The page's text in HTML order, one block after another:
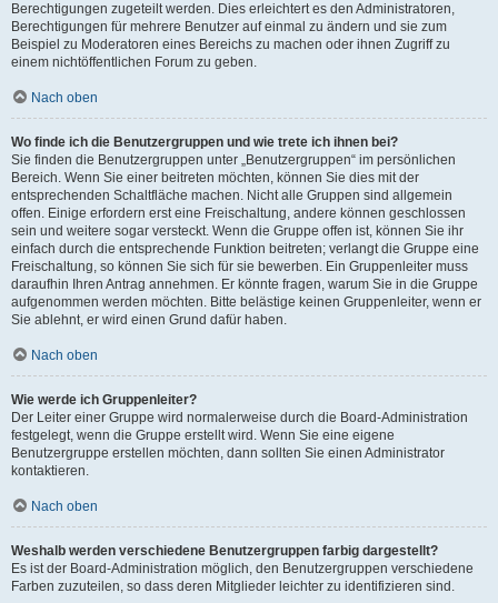
Berechtigungen zugeteilt werden. Dies erleichtert es den Administratoren,
Berechtigungen für mehrere Benutzer auf einmal zu ändern und sie zum
Beispiel zu Moderatoren eines Bereichs zu machen oder ihnen Zugriff zu
einem nichtöffentlichen Forum zu geben.
Nach oben
Wo finde ich die Benutzergruppen und wie trete ich ihnen bei?
Sie finden die Benutzergruppen unter „Benutzergruppen“ im persönlichen
Bereich. Wenn Sie einer beitreten möchten, können Sie dies mit der
entsprechenden Schaltfläche machen. Nicht alle Gruppen sind allgemein
offen. Einige erfordern erst eine Freischaltung, andere können geschlossen
sein und weitere sogar versteckt. Wenn die Gruppe offen ist, können Sie ihr
einfach durch die entsprechende Funktion beitreten; verlangt die Gruppe eine
Freischaltung, so können Sie sich für sie bewerben. Ein Gruppenleiter muss
daraufhin Ihren Antrag annehmen. Er könnte fragen, warum Sie in die Gruppe
aufgenommen werden möchten. Bitte belästige keinen Gruppenleiter, wenn er
Sie ablehnt, er wird einen Grund dafür haben.
Nach oben
Wie werde ich Gruppenleiter?
Der Leiter einer Gruppe wird normalerweise durch die Board-Administration
festgelegt, wenn die Gruppe erstellt wird. Wenn Sie eine eigene
Benutzergruppe erstellen möchten, dann sollten Sie einen Administrator
kontaktieren.
Nach oben
Weshalb werden verschiedene Benutzergruppen farbig dargestellt?
Es ist der Board-Administration möglich, den Benutzergruppen verschiedene
Farben zuzuteilen, so dass deren Mitglieder leichter zu identifizieren sind.